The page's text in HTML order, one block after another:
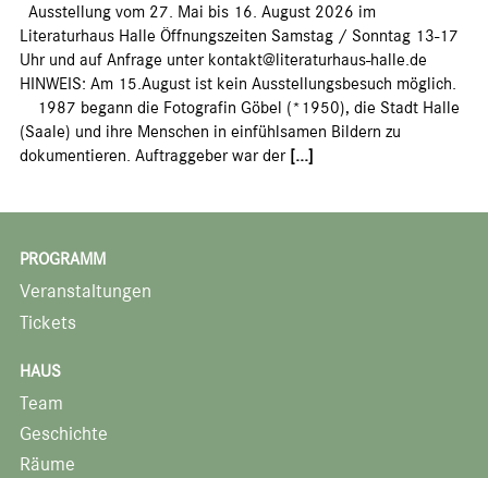
Ausstellung vom 27. Mai bis 16. August 2026 im
Literaturhaus Halle Öffnungszeiten Samstag / Sonntag 13-17
Uhr und auf Anfrage unter kontakt@literaturhaus-halle.de
HINWEIS: Am 15.August ist kein Ausstellungsbesuch möglich.
1987 begann die Fotografin Göbel (*1950), die Stadt Halle
(Saale) und ihre Menschen in einfühlsamen Bildern zu
dokumentieren. Auftraggeber war der [...]
PROGRAMM
Veranstaltungen
Tickets
HAUS
Team
Geschichte
Räume